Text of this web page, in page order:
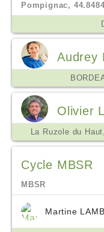
Pompignac,
Audrey
Olivier
La Ruzole du
Cycle MBSR
MBSR
Martine